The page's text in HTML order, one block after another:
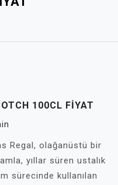
100CL FIYAT
Regal, olağanüstü bir
yıllar süren ustalık
sürecinde kullanılan